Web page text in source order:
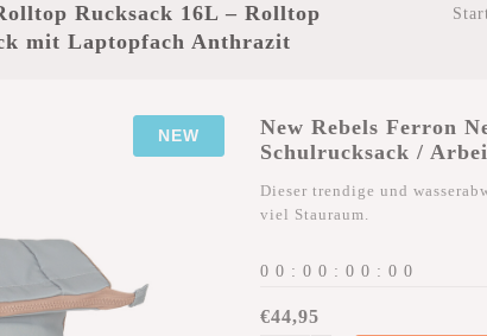
Rucksack 16L – Rolltop
mit Laptopfach Anthrazit
NEW
New Rebels Ferron
Schulrucksack /
Dieser trendige und
viel Stauraum.
0 0 : 0 0 : 0 0 : 0 0
€44,95